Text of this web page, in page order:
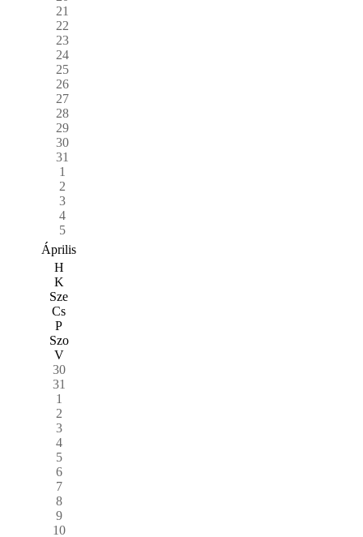
21
22
23
24
25
26
27
28
29
30
31
1
2
3
4
5
Április
H
K
Sze
Cs
P
Szo
V
30
31
1
2
3
4
5
6
7
8
9
10